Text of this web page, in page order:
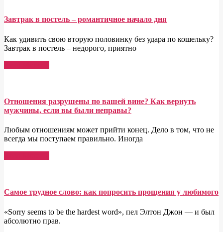
Завтрак в постель – романтичное начало дня
Как удивить свою вторую половинку без удара по кошельку?
Завтрак в постель – недорого, приятно
Отношения разрушены по вашей вине? Как вернуть
мужчины, если вы были неправы?
Любым отношениям может прийти конец. Дело в том, что не
всегда мы поступаем правильно. Иногда
Самое трудное слово: как попросить прощения у любимого
«Sorry seems to be the hardest word», пел Элтон Джон — и был
абсолютно прав.